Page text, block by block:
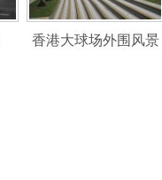
香港大球场外围风景